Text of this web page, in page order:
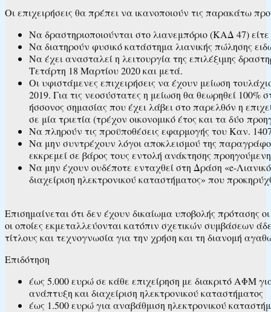
Οι επιχειρήσεις θα πρέπει να ικανοποιούν τις παρακάτω
Να δραστηριοποιούνται στο λιανεμπόριο (ΚΑΔ 47)
Να διατηρούν φυσικό κατάστημα λιανικής πώλησης
Να έχει ανασταλεί η λειτουργία της επιλέξιμης
Τετάρτη 18 Μαρτίου 2020 και μετά.
Οι υφιστάμενες επιχειρήσεις να έχουν μείωση
2019. Για τις νεοσύστατες η μείωση θα θεωρηθεί
ήσσονος σημασίας που έχει λάβει στο παρελθόν η
σε μία τριετία (τρέχον οικονομικό έτος και τα δύο
Να πληρούν τις προϋποθέσεις εφαρμογής του Καν.
Να μην συντρέχουν λόγοι αποκλεισμού της
εκκρεμεί σε βάρος τους εντολή ανάκτησης
Να μην έχουν ουδέποτε ενταχθεί στη Δράση «e-
διαχείριση ηλεκτρονικού καταστήματος» που
Επισημαίνεται ότι δεν έχουν δικαίωμα υποβολής πρότασης
οι οποίες εκμεταλλεύονται κατόπιν σχετικών συμβάσεων
τίτλους και τεχνογνωσία για την χρήση και τη διανομή
Επιδότηση
έως 5.000 ευρώ σε κάθε επιχείρηση με διακριτό ΑΦΜ
ανάπτυξη και διαχείριση ηλεκτρονικού καταστήματος
έως 1.500 ευρώ για αναβάθμιση ηλεκτρονικού